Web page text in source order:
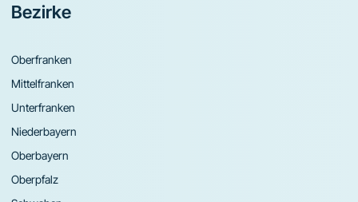
Bezirke
Oberfranken
Mittelfranken
Unterfranken
Niederbayern
Oberbayern
Oberpfalz